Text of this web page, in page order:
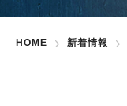
HOME 新着情報